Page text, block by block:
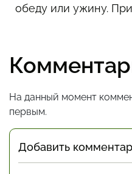
обеду или ужину.
На данный момент
первым.
Добавить